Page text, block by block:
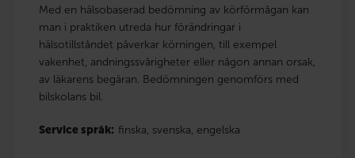
Med en hälsobaserad bedömning av körförmågan kan
man i praktiken utreda hur förändringar i
hälsotillståndet påverkar körningen, till exempel
vakenhet, andningssvårigheter eller någon annan orsak,
av läkarens begäran. Bedömningen genomförs med
bilskolans bil.
Service språk: finska, svenska, engelska